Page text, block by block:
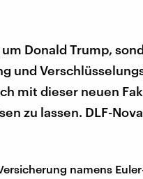
Donald Trump,
und
mit dieser neuen
zu lassen. DLF-
namens